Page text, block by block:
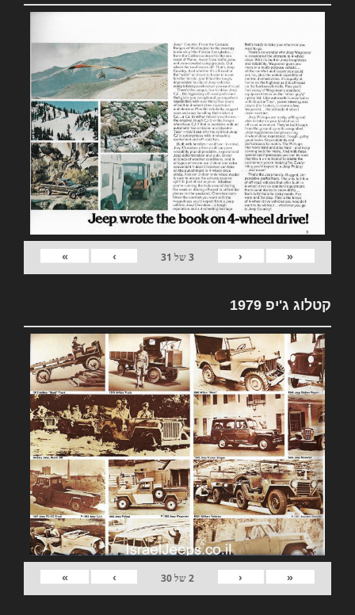
«
‹
3של 31
›
»
קטלוג ג'יפ 1979
«
‹
2של30
›
»